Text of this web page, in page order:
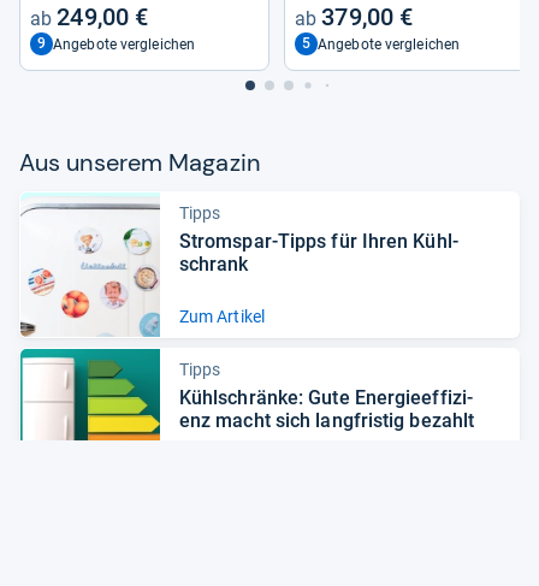
249,00 €
9 Angebote vergleichen
379,00 €
5 Angebote vergleichen
Aus unse­rem Maga­zin
Tipps
Strom­spar-​Tipps für Ihren Kühl­
schrank
Zum Artikel
Tipps
Kühl­schränke: Gute Ener­gie­ef­fi­zi­
enz macht sich lang­fris­tig bezahlt